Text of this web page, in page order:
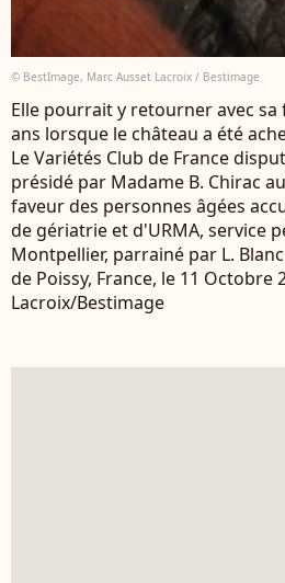
© BestImage, Marc Ausset Lacroix / Bestimage
Elle pourrait y retourner avec sa
ans lorsque le château a été
Le Variétés Club de France
présidé par Madame B. Chirac
faveur des personnes âgées
de gériatrie et d'URMA, service
Montpellier, parrainé par L.
de Poissy, France, le 11 Octobre
Lacroix/Bestimage